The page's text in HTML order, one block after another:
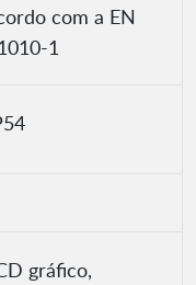
com a EN
1
gráfico,